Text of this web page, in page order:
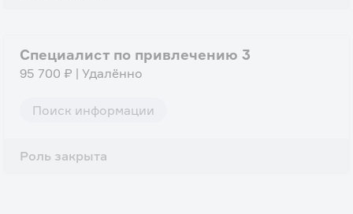
Специалист по привлечению 3
95 700 ₽ | Удалённо
Поиск информации
Роль закрыта